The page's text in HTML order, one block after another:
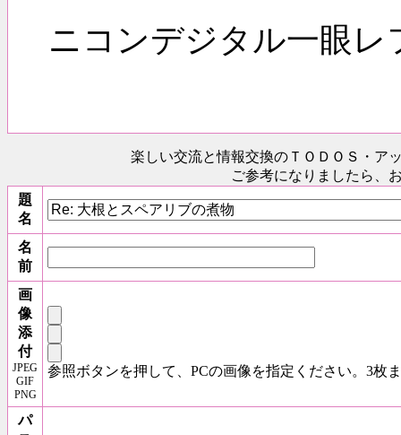
ニコンデジタル一眼レ
楽しい交流と情報交換のＴＯＤＯＳ ・ア
ご参考になりましたら、
題
名
名
前
画
像
添
付
JPEG
GIF
PNG
参照ボタンを押して、PCの画像を指定ください。3枚
パ